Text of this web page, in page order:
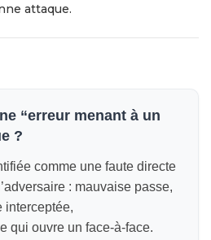
attaque.
“erreur menant à un
?
comme une faute directe
: mauvaise passe,
interceptée,
qui ouvre un face-à-face.